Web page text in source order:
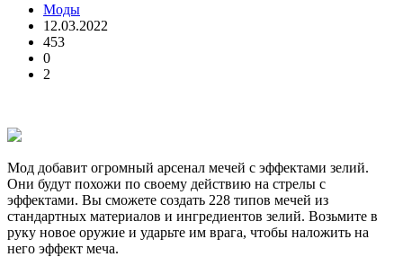
Моды
12.03.2022
453
0
2
Мод добавит огромный арсенал мечей с эффектами зелий.
Они будут похожи по своему действию на стрелы с
эффектами. Вы сможете создать 228 типов мечей из
стандартных материалов и ингредиентов зелий. Возьмите в
руку новое оружие и ударьте им врага, чтобы наложить на
него эффект меча.